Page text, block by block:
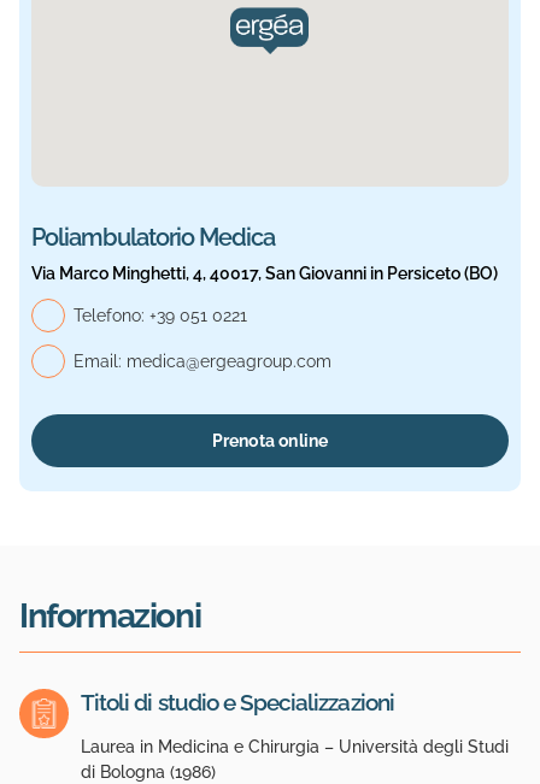
Poliambulatorio Medica
Via Marco Minghetti, 4, 40017, San Giovanni in Persiceto (BO)
Telefono: Telefono, Medica
+39 051 0221
Email: medica@ergeagroup.com
Prenota online
Informazioni
Titoli di studio e Specializzazioni
Laurea in Medicina e Chirurgia – Università degli Studi
di Bologna (1986)